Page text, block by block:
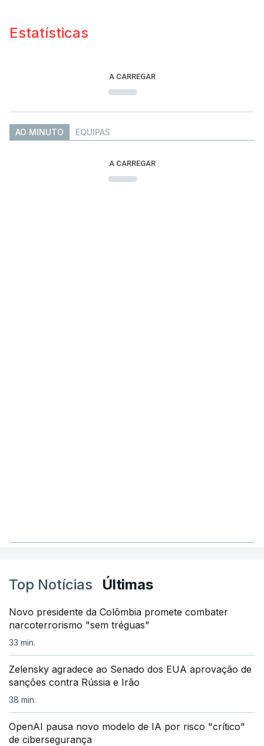
Estatísticas
A CARREGAR
AO MINUTO EQUIPAS
A CARREGAR
Top Notícias Últimas
Novo presidente da Colômbia promete combater
narcoterrorismo "sem tréguas"
33 min.
Zelensky agradece ao Senado dos EUA aprovação de
sanções contra Rússia e Irão
38 min.
OpenAI pausa novo modelo de IA por risco "crítico"
de cibersegurança